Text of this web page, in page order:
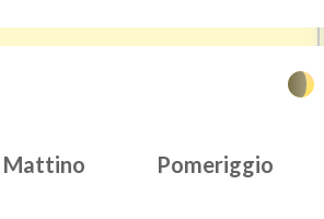
Mattino Pomeriggio